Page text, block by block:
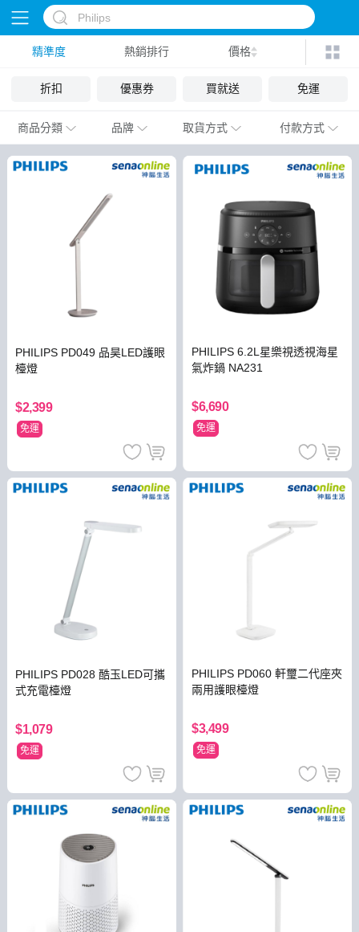
精準度 熱銷排行 價格
折扣 優惠券 買就送 免運
商品分類 品牌 取貨方式 付款方式
PHILIPS PD049 品昊LED護眼
檯燈
$2,399
免運
PHILIPS 6.2L星樂視透視海星
氣炸鍋 NA231
$6,690
免運
PHILIPS PD028 酷玉LED可攜
式充電檯燈
$1,079
免運
PHILIPS PD060 軒璽二代座夾
兩用護眼檯燈
$3,499
免運